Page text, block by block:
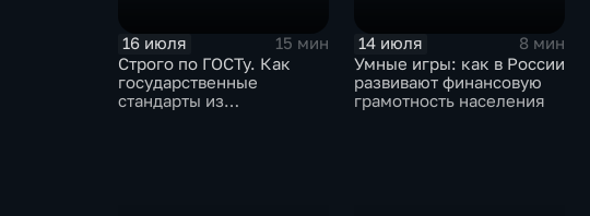
16 июля
15 мин
Строго по ГОСТу. Как
государственные
стандарты из
14 июля
8 мин
Умные игры: как в России
развивают финансовую
грамотность населения